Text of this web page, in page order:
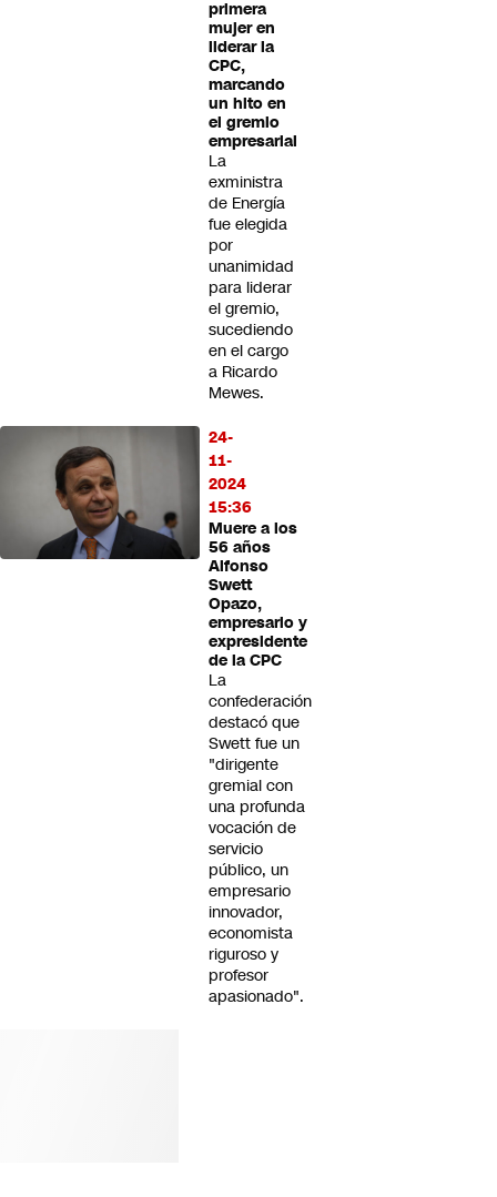
primera
mujer en
liderar la
CPC,
marcando
un hito en
el gremio
empresarial
La
exministra
de Energía
fue elegida
por
unanimidad
para liderar
el gremio,
sucediendo
en el cargo
a Ricardo
Mewes.
24-
11-
2024
15:36
Muere a los
56 años
Alfonso
Swett
Opazo,
empresario y
expresidente
de la CPC
La
confederación
destacó que
Swett fue un
"dirigente
gremial con
una profunda
vocación de
servicio
público, un
empresario
innovador,
economista
riguroso y
profesor
apasionado".